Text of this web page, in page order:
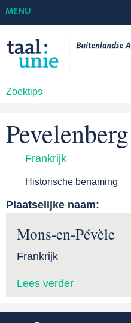
Zoektips
MENU
Pevelenberg
Frankrijk
Historische benaming
Plaatselijke naam:
Mons-en-Pévèle
Frankrijk
Lees verder